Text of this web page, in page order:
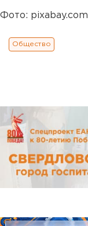
Фото: pixabay.com
Общество